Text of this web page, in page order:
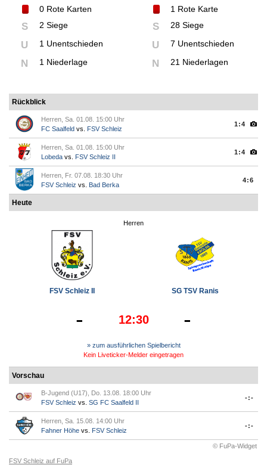
0 Rote Karten
S 2 Siege
U 1 Unentschieden
N 1 Niederlage
1 Rote Karte
S 28 Siege
U 7 Unentschieden
N 21 Niederlagen
Rückblick
Herren, Sa. 01.08. 15:00 Uhr
FC Saalfeld vs. FSV Schleiz
1:4
Herren, Sa. 01.08. 15:00 Uhr
Lobeda vs. FSV Schleiz II
1:4
Herren, Fr. 07.08. 18:30 Uhr
FSV Schleiz vs. Bad Berka
4:6
Heute
Herren
FSV Schleiz II SG TSV Ranis
- 12:30 -
» zum ausführlichen Spielbericht
Kein Liveticker-Melder eingetragen
Vorschau
B-Jugend (U17), Do. 13.08. 18:00 Uhr
FSV Schleiz vs. SG FC Saalfeld II
-:-
Herren, Sa. 15.08. 14:00 Uhr
Fahner Höhe vs. FSV Schleiz
-:-
© FuPa-Widget
FSV Schleiz auf FuPa